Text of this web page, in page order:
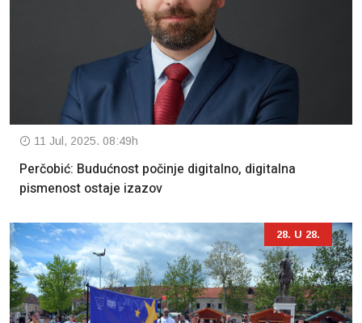
11 Jul, 2025. 08:49h
Perčobić: Budućnost počinje digitalno, digitalna
pismenost ostaje izazov
28. U 28.